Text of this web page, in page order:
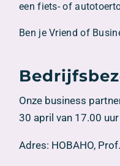
een fiets- of
Ben je Vriend of
Onze business
30 april van 17.00
Adres: HOBAHO,